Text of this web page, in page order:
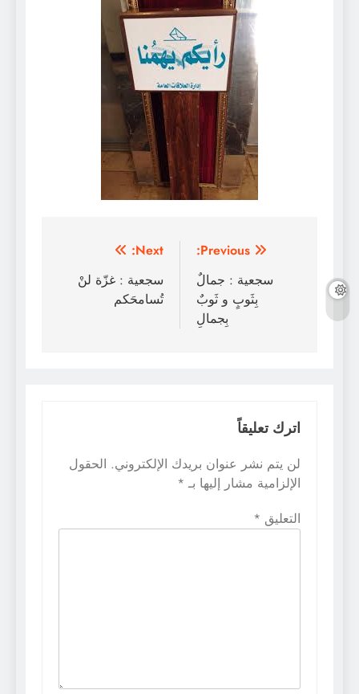
تصفّح
المقالات
Previous:
سجعية : جمالٌ
بِثَوبٍ و ثَوبٌ
بِجمالِ
Next:
سجعية : غزّة لنْ
تُسامحَكم
اترك تعليقاً
لن يتم نشر عنوان بريدك الإلكتروني. الحقول
الإلزامية مشار إليها بـ *
التعليق *